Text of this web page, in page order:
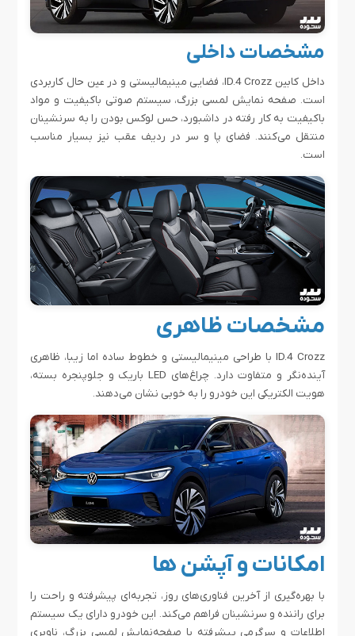
مشخصات داخلی
داخل کابین ID.4 Crozz، فضایی مینیمالیستی و در عین حال کاربردی
است. صفحه نمایش لمسی بزرگ، سیستم صوتی باکیفیت و مواد
باکیفیت به کار رفته در داشبورد، حس لوکس بودن را به سرنشینان
منتقل می‌کنند. فضای پا و سر در ردیف عقب نیز بسیار مناسب
است.
مشخصات ظاهری
ID.4 Crozz با طراحی مینیمالیستی و خطوط ساده اما زیبا، ظاهری
آینده‌نگر و متفاوت دارد. چراغ‌های LED باریک و جلوپنجره بسته،
هویت الکتریکی این خودرو را به خوبی نشان می‌دهند.
امکانات و آپشن ها
با بهره‌گیری از آخرین فناوری‌های روز، تجربه‌ای پیشرفته و راحت را
برای راننده و سرنشینان فراهم می‌کند. این خودرو دارای یک سیستم
اطلاعات و سرگرمی پیشرفته با صفحه‌نمایش لمسی بزرگ، ناوبری